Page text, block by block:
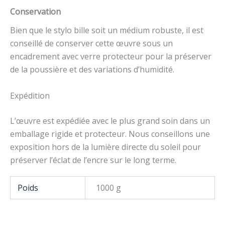
Conservation
Bien que le stylo bille soit un médium robuste, il est
conseillé de conserver cette œuvre sous un
encadrement avec verre protecteur pour la préserver
de la poussière et des variations d’humidité.
Expédition
L’œuvre est expédiée avec le plus grand soin dans un
emballage rigide et protecteur. Nous conseillons une
exposition hors de la lumière directe du soleil pour
préserver l’éclat de l’encre sur le long terme.
Poids 1000 g